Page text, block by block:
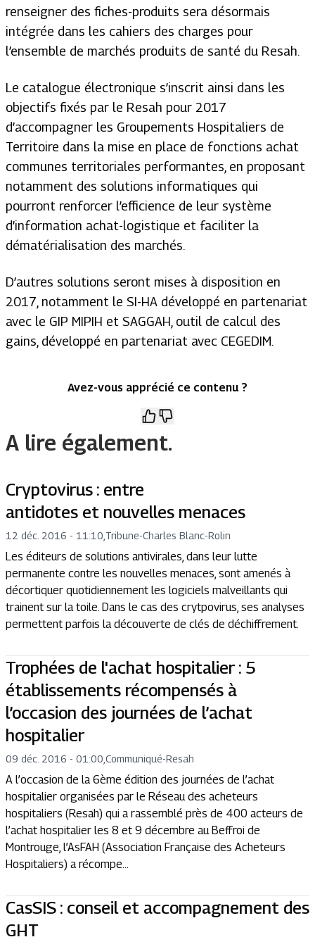
renseigner des fiches-produits sera désormais
intégrée dans les cahiers des charges pour
l’ensemble de marchés produits de santé du Resah.
Le catalogue électronique s’inscrit ainsi dans les
objectifs fixés par le Resah pour 2017
d’accompagner les Groupements Hospitaliers de
Territoire dans la mise en place de fonctions achat
communes territoriales performantes, en proposant
notamment des solutions informatiques qui
pourront renforcer l’efficience de leur système
d’information achat-logistique et faciliter la
dématérialisation des marchés.
D’autres solutions seront mises à disposition en
2017, notamment le SI-HA développé en partenariat
avec le GIP MIPIH et SAGGAH, outil de calcul des
gains, développé en partenariat avec CEGEDIM.
Avez-vous apprécié ce contenu ?
A lire également.
Cryptovirus : entre
antidotes et nouvelles menaces
12 déc. 2016 - 11:10 Tribune-Charles Blanc-Rolin
Les éditeurs de solutions antivirales, dans leur lutte
permanente contre les nouvelles menaces, sont amenés à
décortiquer quotidiennement les logiciels malveillants qui
trainent sur la toile. Dans le cas des crytpovirus, ses analyses
permettent parfois la découverte de clés de déchiffrement.
Trophées de l'achat hospitalier : 5
établissements récompensés à
l’occasion des journées de l’achat
hospitalier
09 déc. 2016 - 01:00 Communiqué-Resah
A l’occasion de la 6ème édition des journées de l’achat
hospitalier organisées par le Réseau des acheteurs
hospitaliers (Resah) qui a rassemblé près de 400 acteurs de
l’achat hospitalier les 8 et 9 décembre au Beffroi de
Montrouge, l’AsFAH (Association Française des Acheteurs
Hospitaliers) a récompe...
CasSIS : conseil et accompagnement des
GHT